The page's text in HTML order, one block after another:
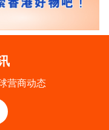
营商动态